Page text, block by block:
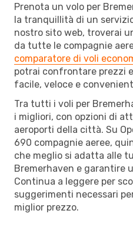
Prenota un volo per
la tranquillità di un
nostro sito web, troverai
da tutte le compagnie
comparatore di voli
potrai confrontare prezzi
facile, veloce e
Tra tutti i voli per
i migliori, con opzioni di
aeroporti della città. Su
690 compagnie aeree,
che meglio si adatta alle
Bremerhaven e garantire
Continua a leggere per
suggerimenti necessari
miglior prezzo.